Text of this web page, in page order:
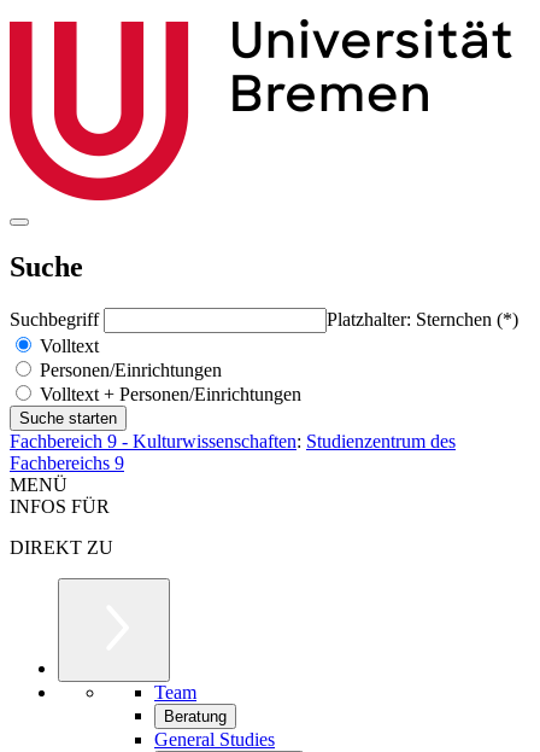
Suche
Suchbegriff
Platzhalter: Sternchen (*)
Volltext
Personen/Einrichtungen
Volltext + Personen/Einrichtungen
Fachbereich 9 - Kulturwissenschaften: Studienzentrum des
Fachbereichs 9
MENÜ
INFOS FÜR
DIREKT ZU
Team
Beratung
General Studies